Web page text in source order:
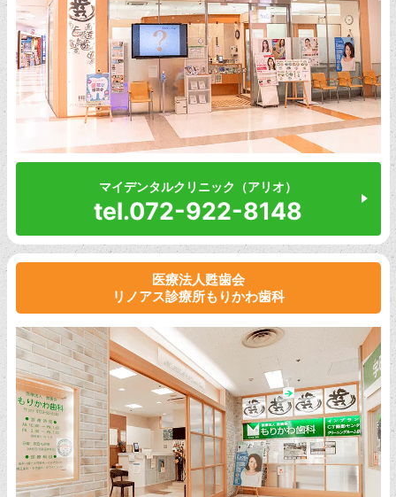
マイデンタルクリニック（アリオ）
tel.072-922-8148
医療法人甦歯会
リノアス診療所もりかわ歯科